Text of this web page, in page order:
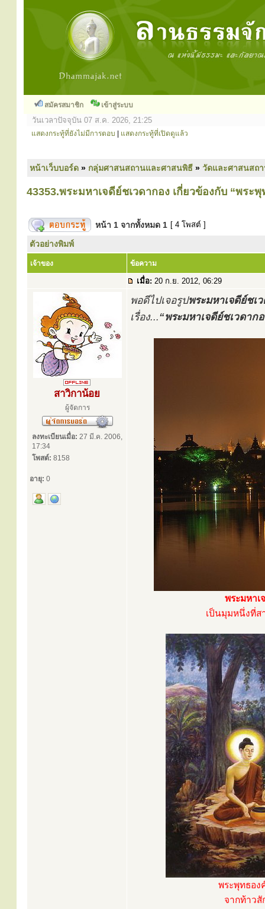
สมัครสมาชิก เข้าสู่ระบบ
วันเวลาปัจจุบัน 07 ส.ค. 2026, 21:25
แสดงกระทู้ที่ยังไม่มีการตอบ แสดงกระทู้ที่เปิดดูแล้ว
หน้าเว็บบอร์ด » กลุ่มศาสนสถานและศาสนพิธี » วัดและศาสนสถ
43353.พระมหาเจดีย์ชเวดากอง เกี่ยวข้องกับ “พระพุ
หน้า 1 จากทั้งหมด 1 [ 4 โพสต์ ]
ตัวอย่างพิมพ์
เจ้าของ ข้อความ
เมื่อ: 20 ก.ย. 2012, 06:29
สาวิกาน้อย
ผู้จัดการ
ลงทะเบียนเมื่อ: 27 มี.ค. 2006,
17:34
โพสต์: 8158
อายุ: 0
พอดีไปเจอรูปพระมหาเจดีย์ชเ
เรื่อง...“พระมหาเจดีย์ชเวดาก
พระมหาเ
เป็นมุมหนึ่งที่ส
พระพุทธอง
จากท้าว